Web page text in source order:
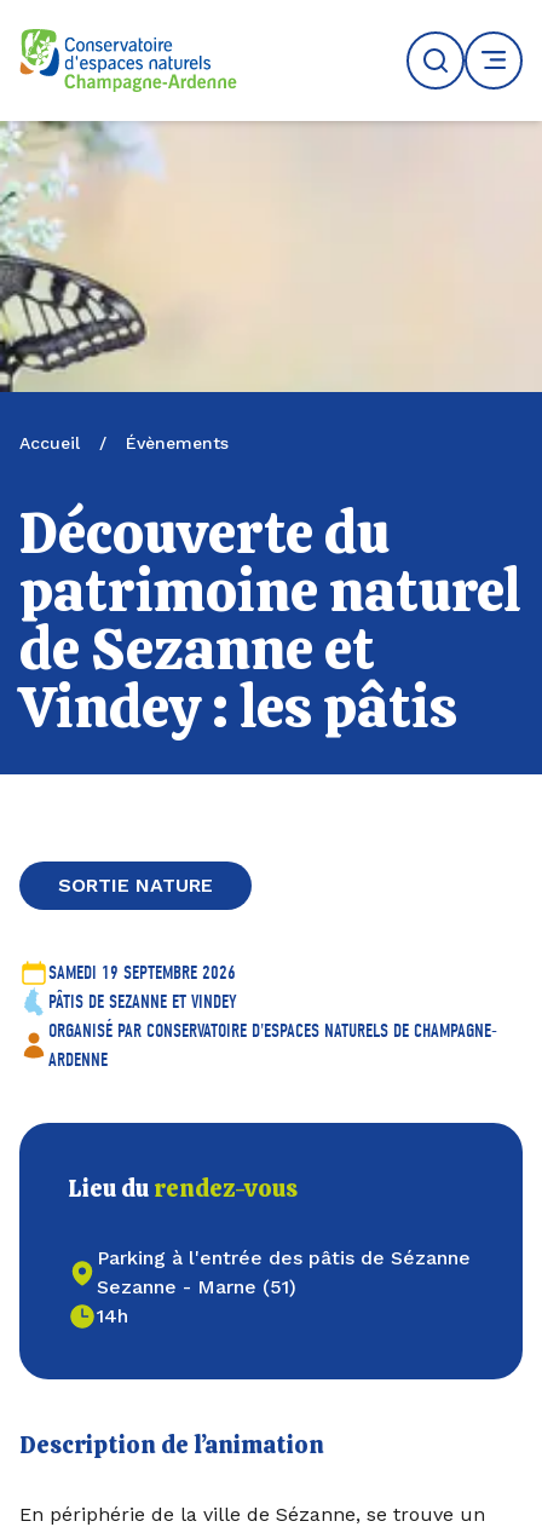
Logo du CENCA
Recherche
MENU
Accueil / Évènements
Découverte du
patrimoine naturel
de Sezanne et
Vindey : les pâtis
SORTIE NATURE
SAMEDI 19 SEPTEMBRE 2026
PÂTIS DE SEZANNE ET VINDEY
ORGANISÉ PAR CONSERVATOIRE D'ESPACES NATURELS DE CHAMPAGNE-
ARDENNE
Lieu durendez-vous
Parking à l'entrée des pâtis de Sézanne
Sezanne - Marne (51)
14h
Description de l’animation
En périphérie de la ville de Sézanne, se trouve un